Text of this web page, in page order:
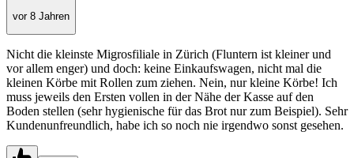
vor 8 Jahren
Nicht die kleinste Migrosfiliale in Zürich (Fluntern ist kleiner und
vor allem enger) und doch: keine Einkaufswagen, nicht mal die
kleinen Körbe mit Rollen zum ziehen. Nein, nur kleine Körbe! Ich
muss jeweils den Ersten vollen in der Nähe der Kasse auf den
Boden stellen (sehr hygienische für das Brot nur zum Beispiel). Sehr
Kundenunfreundlich, habe ich so noch nie irgendwo sonst gesehen.